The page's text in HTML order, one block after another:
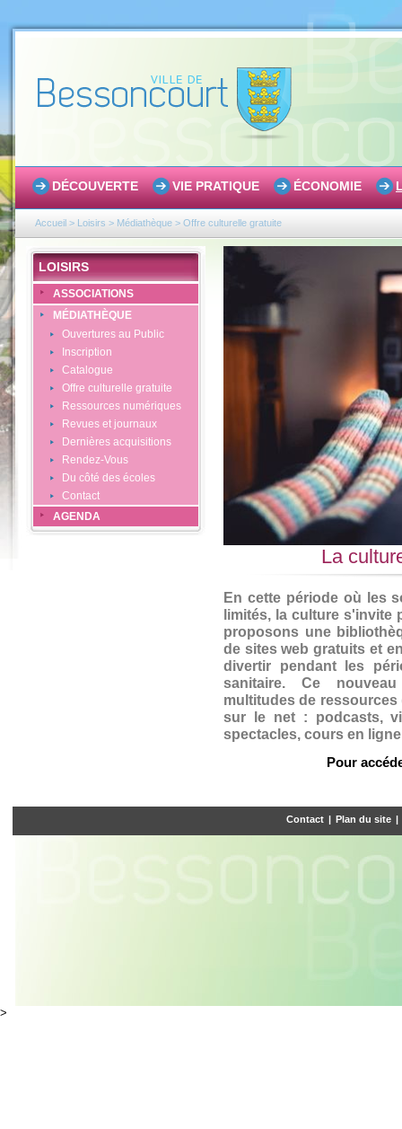
DÉCOUVERTE VIE PRATIQUE ÉCONOMIE
Accueil > Loisirs > Médiathèque > Offre culturelle gratuite
LOISIRS
ASSOCIATIONS
MÉDIATHÈQUE
Ouvertures au Public
Inscription
Catalogue
Offre culturelle gratuite
Ressources numériques
Revues et journaux
Dernières acquisitions
Rendez-Vous
Du côté des écoles
Contact
AGENDA
La
En cette période où les
limités, la culture s'invite
proposons une
de sites web gratuits et
divertir pendant les
sanitaire. Ce
multitudes de
sur le net : podcasts,
spectacles, cours en
Pour
Contact Plan du site
>